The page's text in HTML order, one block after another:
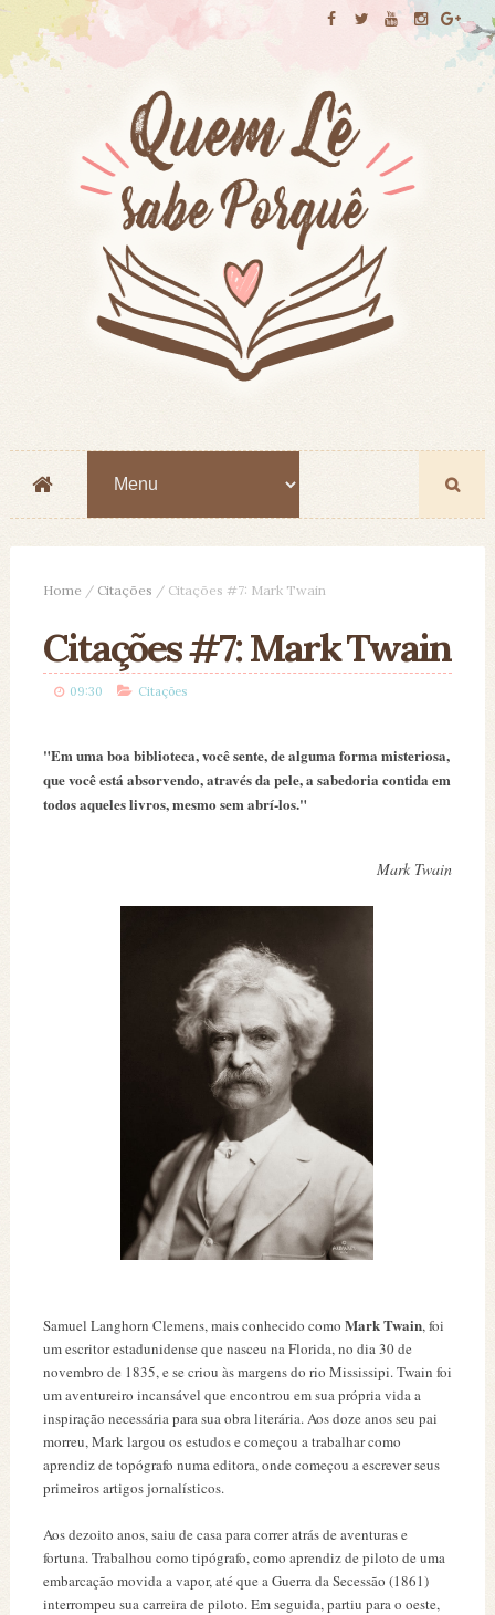
Home / Citações / Citações #7: Mark Twain
Citações #7: Mark Twain
09:30 Citações
"Em uma boa biblioteca, você sente, de alguma forma misteriosa,
que você está absorvendo, através da pele, a sabedoria contida em
todos aqueles livros, mesmo sem abrí-los."
Mark Twain
Samuel Langhorn Clemens, mais conhecido como Mark Twain, foi
um escritor estadunidense que nasceu na Florida, no dia 30 de
novembro de 1835, e se criou às margens do rio Mississipi. Twain foi
um aventureiro incansável que encontrou em sua própria vida a
inspiração necessária para sua obra literária. Aos doze anos seu pai
morreu, Mark largou os estudos e começou a trabalhar como
aprendiz de topógrafo numa editora, onde começou a escrever seus
primeiros artigos jornalísticos.
Aos dezoito anos, saiu de casa para correr atrás de aventuras e
fortuna. Trabalhou como tipógrafo, como aprendiz de piloto de uma
embarcação movida a vapor, até que a Guerra da Secessão (1861)
interrompeu sua carreira de piloto. Em seguida, partiu para o oeste,